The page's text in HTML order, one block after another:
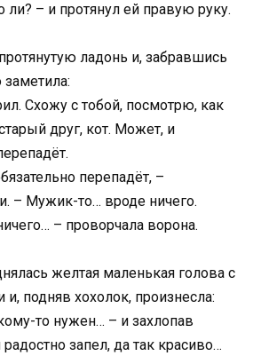
ли? – и протянул ей правую руку.
ладонь и, забравшись
заметила:
Схожу с тобой, посмотрю, как
друг, кот. Может, и
перепадёт, –
– Мужик-то… вроде ничего.
– проворчала ворона.
желтая маленькая голова с
подняв хохолок, произнесла:
то нужен… – и захлопав
запел, да так красиво…